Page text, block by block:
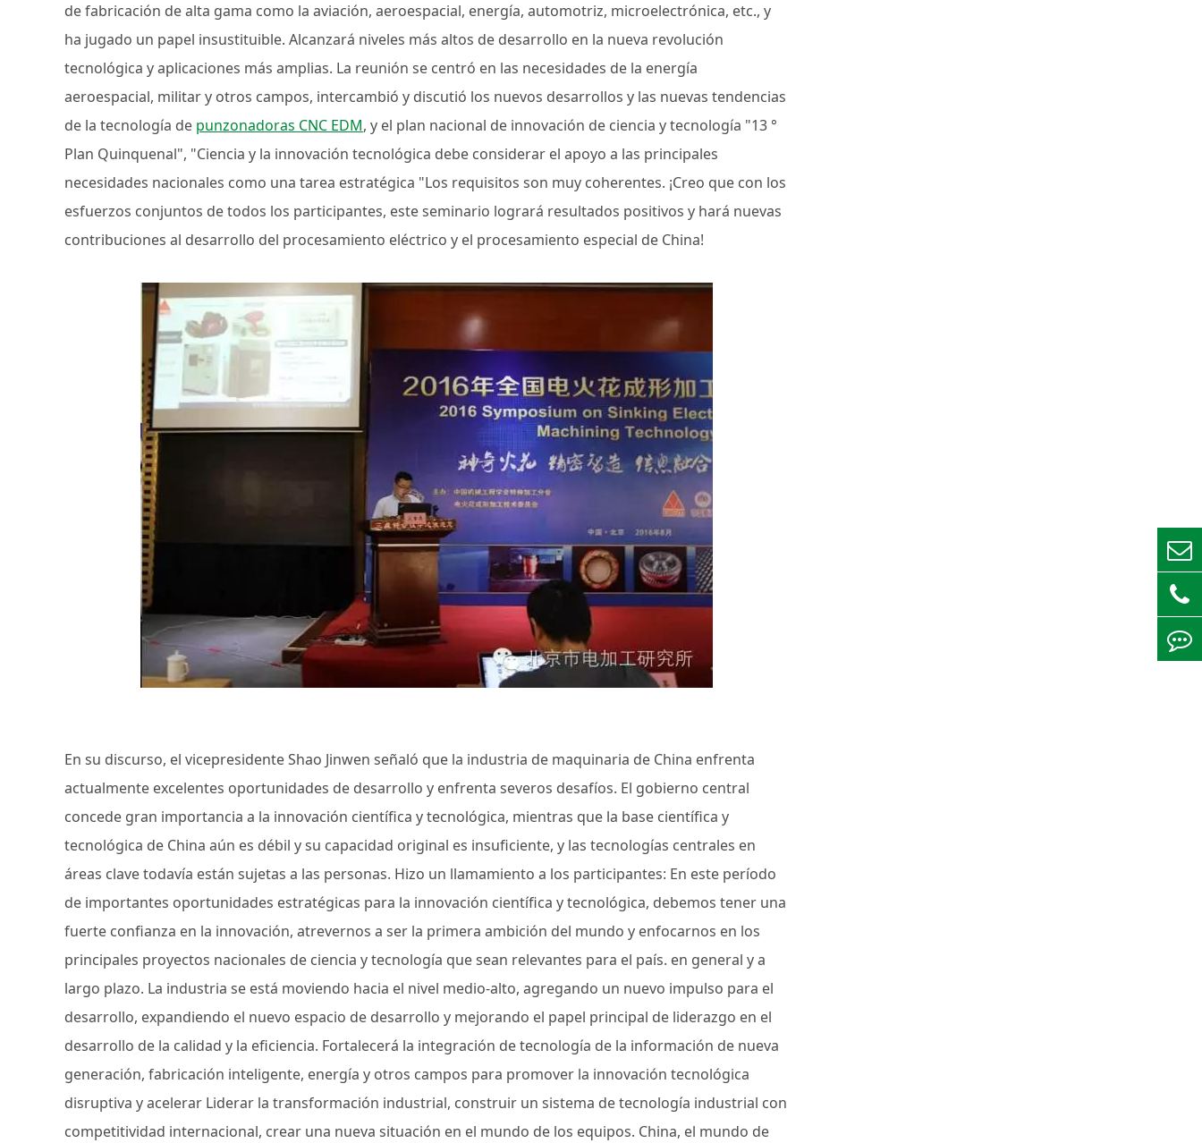
de fabricación de alta gama como la aviación, aeroespacial, energía, automotriz, microelectrónica, etc., y
ha jugado un papel insustituible. Alcanzará niveles más altos de desarrollo en la nueva revolución
tecnológica y aplicaciones más amplias. La reunión se centró en las necesidades de la energía
aeroespacial, militar y otros campos, intercambió y discutió los nuevos desarrollos y las nuevas tendencias
de la tecnología de punzonadoras CNC EDM, y el plan nacional de innovación de ciencia y tecnología "13 °
Plan Quinquenal", "Ciencia y la innovación tecnológica debe considerar el apoyo a las principales
necesidades nacionales como una tarea estratégica "Los requisitos son muy coherentes. ¡Creo que con los
esfuerzos conjuntos de todos los participantes, este seminario logrará resultados positivos y hará nuevas
contribuciones al desarrollo del procesamiento eléctrico y el procesamiento especial de China!
En su discurso, el vicepresidente Shao Jinwen señaló que la industria de maquinaria de China enfrenta
actualmente excelentes oportunidades de desarrollo y enfrenta severos desafíos. El gobierno central
concede gran importancia a la innovación científica y tecnológica, mientras que la base científica y
tecnológica de China aún es débil y su capacidad original es insuficiente, y las tecnologías centrales en
áreas clave todavía están sujetas a las personas. Hizo un llamamiento a los participantes: En este período
de importantes oportunidades estratégicas para la innovación científica y tecnológica, debemos tener una
fuerte confianza en la innovación, atrevernos a ser la primera ambición del mundo y enfocarnos en los
principales proyectos nacionales de ciencia y tecnología que sean relevantes para el país. en general y a
largo plazo. La industria se está moviendo hacia el nivel medio-alto, agregando un nuevo impulso para el
desarrollo, expandiendo el nuevo espacio de desarrollo y mejorando el papel principal de liderazgo en el
desarrollo de la calidad y la eficiencia. Fortalecerá la integración de tecnología de la información de nueva
generación, fabricación inteligente, energía y otros campos para promover la innovación tecnológica
disruptiva y acelerar Liderar la transformación industrial, construir un sistema de tecnología industrial con
competitividad internacional, crear una nueva situación en el mundo de los equipos. China, el mundo de